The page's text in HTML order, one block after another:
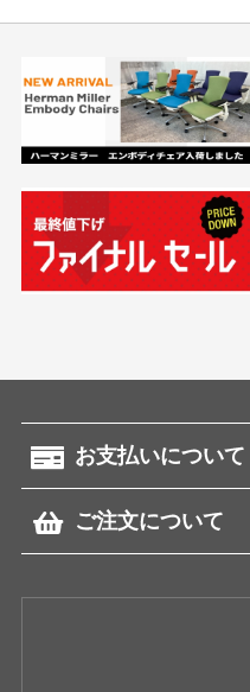
お支払いについて
ご注文について